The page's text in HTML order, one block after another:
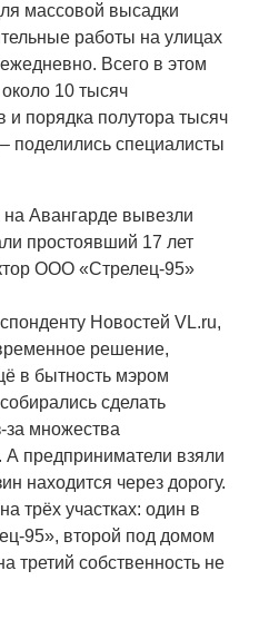
массовой высадки
работы на улицах
Всего в этом
10 тысяч
и порядка полутора тысяч
поделились специалисты
на Авангарде вывезли
простоявший 17 лет
ООО «Стрелец-95»
Новостей VL.ru,
решение,
в бытность мэром
сделать
за множества
А предприниматели взяли
находится через дорогу.
трёх участках: один в
95», второй под домом
третий собственность не